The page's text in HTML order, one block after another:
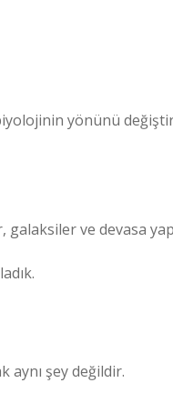
yönünü
ve devasa
aynı şey değildir.